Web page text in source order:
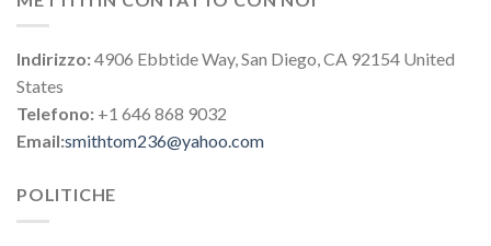
Indirizzo:4906 Ebbtide Way, San Diego, CA 92154 United
States
Telefono: +1 646 868 9032
Email:smithtom236@yahoo.com
POLITICHE